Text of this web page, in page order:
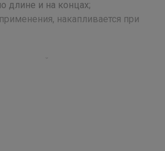
длине и на концах;
накапливается при
в пропорции 1:2, например, 30
в защитных перчатках.